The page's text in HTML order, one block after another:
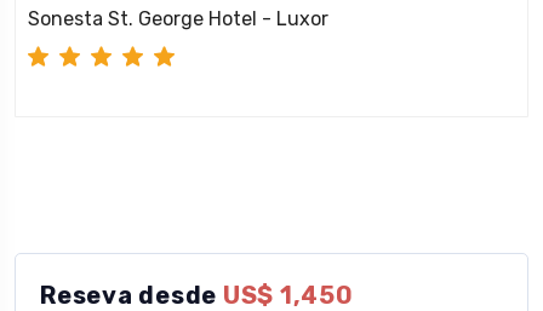
Sonesta St. George Hotel - Luxor
Reseva desde US$ 1,450